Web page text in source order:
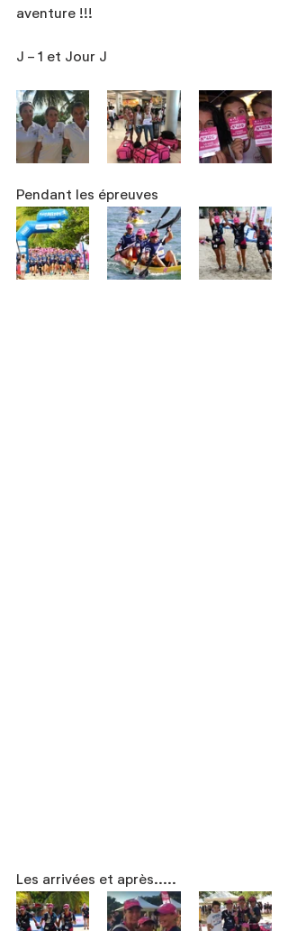
aventure !!!
J - 1 et Jour J
Pendant les épreuves
Les arrivées et après.....